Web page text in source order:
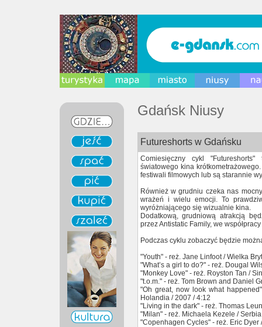
Gdańsk Niusy
Futureshorts w Gdańsku
Comiesięczny cykl
światowego kina
festiwali filmowych lub są starannie
Również w grudniu czeka nas
wrażeń i wielu emocji. To
wyróżniającego się wizualnie kina.
Dodatkową, grudniową atrakcją
przez Antistatic Family, we
Podczas cyklu zobaczyć będzie
"Youth" - reż. Jane Linfoot / Wielka
"What’s a girl to do?" - reż. Dougal
"Monkey Love" - reż. Royston Tan /
"t.o.m." - reż. Tom Brown and Daniel
"Oh great, now look what
Holandia / 2007 / 4:12
"Living in the dark" - reż. Thomas
"Milan" - reż. Michaela Kezele /
"Copenhagen Cycles" - reż. Eric Dyer